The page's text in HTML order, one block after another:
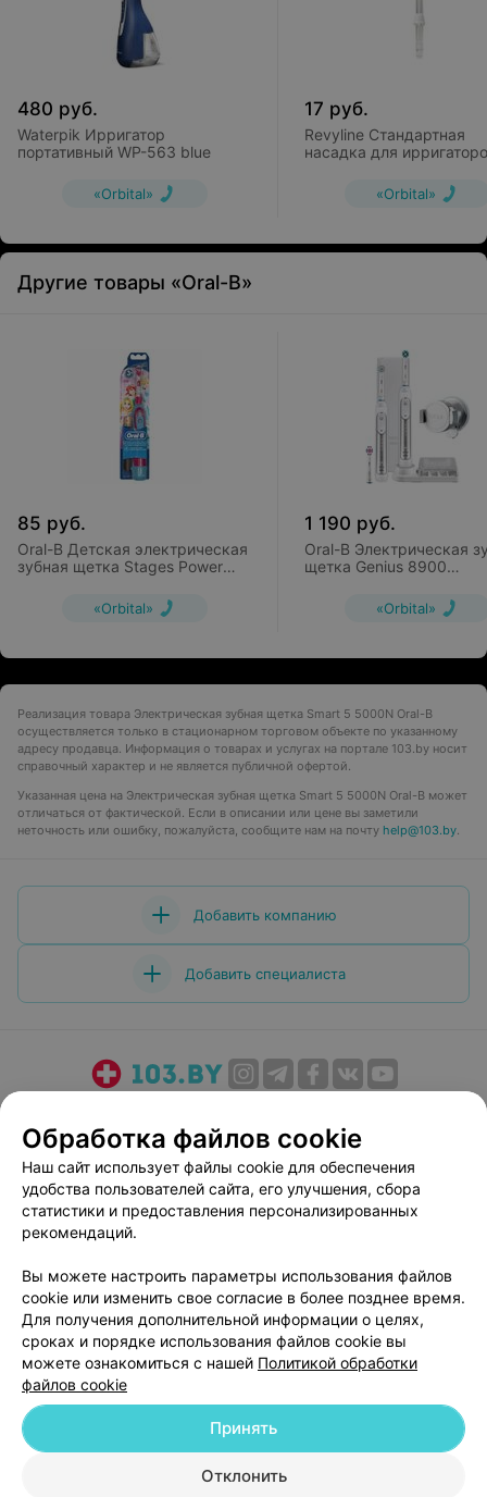
480 руб.
Waterpik Ирригатор
портативный WP-563 blue
«Orbital»
17 руб.
Revyline Стандартная
насадка для
«Orbital»
Другие товары «Oral-B»
85 руб.
Oral-B Детская электрическая
зубная щетка Stages Power
«Orbital»
1 190 руб.
Oral-B Электрическая
щетка Genius 8900
«Orbital»
Реализация товара Электрическая зубная щетка Smart 5 5000N Oral-B
осуществляется только в стационарном торговом объекте по указанному
адресу продавца. Информация о товарах и услугах на портале 103.by носит
справочный характер и не является публичной офертой.
Указанная цена на Электрическая зубная щетка Smart 5 5000N Oral-B может
отличаться от фактической. Если в описании или цене вы заметили
неточность или ошибку, пожалуйста, сообщите нам на почту help@103.by.
Добавить компанию
Добавить специалиста
Медицинский маркетинг
Публичный договор
Пользовательское соглашение
Способы оплаты
Вакансии
Партнеры
Персональные настройки cookie
Обработка персональных данных
© 2026 ООО «Артокс Лаб», УНП 191700409| 220012, Республика Беларусь,
Обработка файлов cookie
Наш сайт использует файлы cookie для обеспечения
удобства пользователей сайта, его улучшения, сбора
статистики и предоставления персонализированных
рекомендаций.
Вы можете настроить параметры использования файлов
cookie или изменить свое согласие в более позднее время.
Для получения дополнительной информации о целях,
сроках и порядке использования файлов cookie вы
можете ознакомиться с нашей Политикой обработки
файлов cookie
Отклонить
Принять